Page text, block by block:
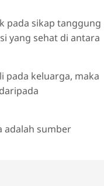
pada sikap tanggung
yang sehat di antara
pada keluarga, maka
adalah sumber